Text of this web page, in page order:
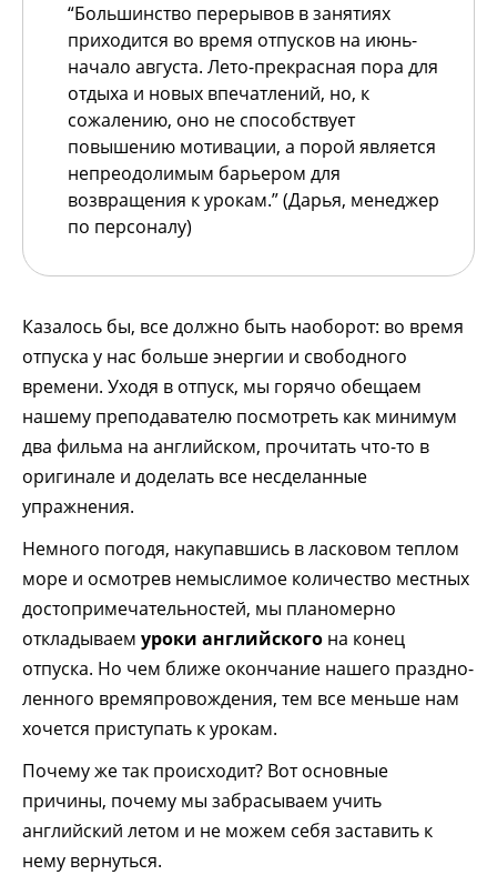
“Большинство перерывов в занятиях
приходится во время отпусков на июнь-
начало августа. Лето-прекрасная пора для
отдыха и новых впечатлений, но, к
сожалению, оно не способствует
повышению мотивации, а порой является
непреодолимым барьером для
возвращения к урокам.” (Дарья, менеджер
по персоналу)
Казалось бы, все должно быть наоборот: во время
отпуска у нас больше энергии и свободного
времени. Уходя в отпуск, мы горячо обещаем
нашему преподавателю посмотреть как минимум
два фильма на английском, прочитать что-то в
оригинале и доделать все несделанные
упражнения.
Немного погодя, накупавшись в ласковом теплом
море и осмотрев немыслимое количество местных
достопримечательностей, мы планомерно
откладываем уроки английского на конец
отпуска. Но чем ближе окончание нашего праздно-
ленного времяпровождения, тем все меньше нам
хочется приступать к урокам.
Почему же так происходит? Вот основные
причины, почему мы забрасываем учить
английский летом и не можем себя заставить к
нему вернуться.